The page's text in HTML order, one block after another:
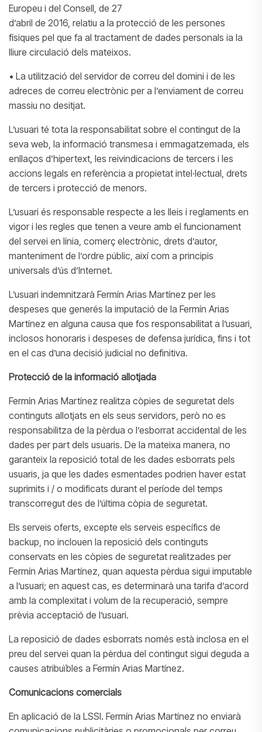
Europeu i del Consell, de 27
d’abril de 2016, relatiu a la protecció de les persones
físiques pel que fa al tractament de dades personals ia la
lliure circulació dels mateixos.
• La utilització del servidor de correu del domini i de les
adreces de correu electrònic per a l’enviament de correu
massiu no desitjat.
L’usuari té tota la responsabilitat sobre el contingut de la
seva web, la informació transmesa i emmagatzemada, els
enllaços d’hipertext, les reivindicacions de tercers i les
accions legals en referència a propietat intel·lectual, drets
de tercers i protecció de menors.
L’usuari és responsable respecte a les lleis i reglaments en
vigor i les regles que tenen a veure amb el funcionament
del servei en línia, comerç electrònic, drets d’autor,
manteniment de l’ordre públic, així com a principis
universals d’ús d’Internet.
L’usuari indemnitzarà Fermín Arias Martínez per les
despeses que generés la imputació de la Fermín Arias
Martínez en alguna causa que fos responsabilitat a l’usuari,
inclosos honoraris i despeses de defensa jurídica, fins i tot
en el cas d’una decisió judicial no definitiva.
Protecció de la informació allotjada
Fermín Arias Martínez realitza còpies de seguretat dels
continguts allotjats en els seus servidors, però no es
responsabilitza de la pèrdua o l’esborrat accidental de les
dades per part dels usuaris. De la mateixa manera, no
garanteix la reposició total de les dades esborrats pels
usuaris, ja que les dades esmentades podrien haver estat
suprimits i / o modificats durant el període del temps
transcorregut des de l’última còpia de seguretat.
Els serveis oferts, excepte els serveis específics de
backup, no inclouen la reposició dels continguts
conservats en les còpies de seguretat realitzades per
Fermín Arias Martínez, quan aquesta pèrdua sigui imputable
a l’usuari; en aquest cas, es determinarà una tarifa d’acord
amb la complexitat i volum de la recuperació, sempre
prèvia acceptació de l’usuari.
La reposició de dades esborrats només està inclosa en el
preu del servei quan la pèrdua del contingut sigui deguda a
causes atribuïbles a Fermín Arias Martínez.
Comunicacions comercials
En aplicació de la LSSI. Fermín Arias Martínez no enviarà